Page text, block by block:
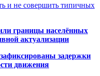
и не совершить типичных
границы населённых
актуализации
задержки
движения